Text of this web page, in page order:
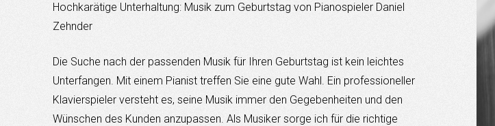
Hochkarätige Unterhaltung: Musik zum Geburtstag von Pianospieler Daniel
Zehnder
Die Suche nach der passenden Musik für Ihren Geburtstag ist kein leichtes
Unterfangen. Mit einem Pianist treffen Sie eine gute Wahl. Ein professioneller
Klavierspieler versteht es, seine Musik immer den Gegebenheiten und den
Wünschen des Kunden anzupassen. Als Musiker sorge ich für die richtige